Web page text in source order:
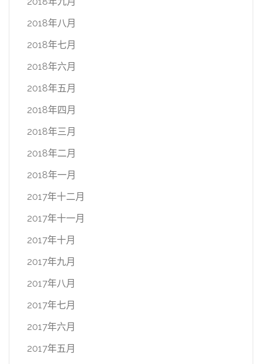
2018年八月
2018年七月
2018年六月
2018年五月
2018年四月
2018年三月
2018年二月
2018年一月
2017年十二月
2017年十一月
2017年十月
2017年九月
2017年八月
2017年七月
2017年六月
2017年五月